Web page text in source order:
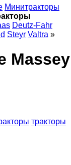
Минитракторы
Deutz-Fahr
Steyr Valtra »
Massey
тракторы